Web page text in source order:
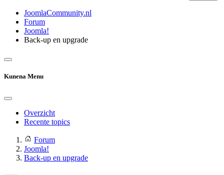
JoomlaCommunity.nl
Forum
Joomla!
Back-up en upgrade
Kunena Menu
Overzicht
Recente topics
Forum
Joomla!
Back-up en upgrade